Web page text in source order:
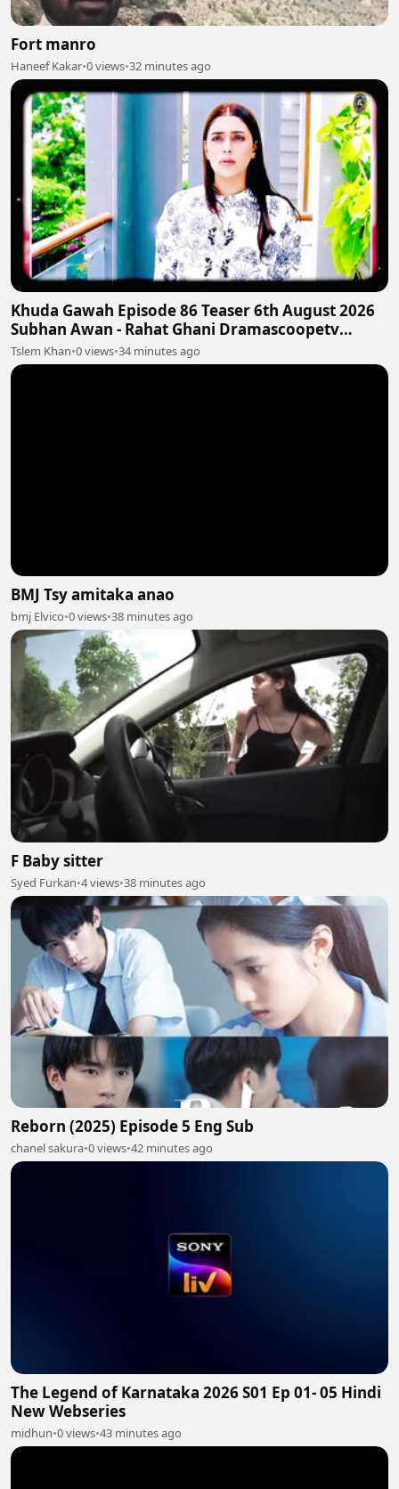
Fort manro
Haneef Kakar•0 views•32 minutes ago
Khuda Gawah Episode 86 Teaser 6th August 2026
Subhan Awan - Rahat Ghani Dramascoopetv
#khudagawah
Tslem Khan•0 views•34 minutes ago
BMJ Tsy amitaka anao
bmj Elvico•0 views•38 minutes ago
F Baby sitter
Syed Furkan•4 views•38 minutes ago
Reborn (2025) Episode 5 Eng Sub
chanel sakura•0 views•42 minutes ago
The Legend of Karnataka 2026 S01 Ep 01- 05 Hindi
New Webseries
midhun•0 views•43 minutes ago